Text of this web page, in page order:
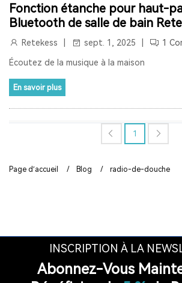
Fonction étanche pour haut-
Bluetooth de salle de bain
Retekess sept. 1, 2025 1
Écoutez de la musique à la maison
En savoir plus
1
HAUT-PARLEUR BLUETOOTH SANS FIL
AUDIOGUIDE DU MUSÉE TOUR GUIDE
TOUR GUIDE SYSTEM
HAUT-PARLEUR DE FENÊTRE
SYSTÈME D'INTERPHONE DE COMPTEUR À
BANQUE LA FENÊTRE LE SIGNAL 2.4G
Page d’accueil / Blog / radio-de-douche
INSCRIPTION À LA
Abonnez-Vous